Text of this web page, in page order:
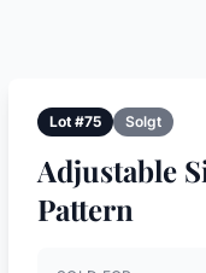
Lot #75 Solgt
Adjustable
Pattern